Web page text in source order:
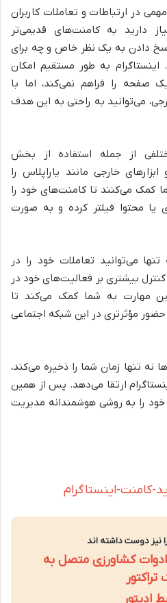
در ارتباطات و تعاملات کاربران
دارید به کامنت‌های قدیمی‌تر
دادن به یک نظر خاص و چه برای
به طور مستقیم امکان
صفحه را فراهم نمی‌کند، اما با
می‌توانید به راحتی به این هدف
از جمله استفاده از بخش
خارجی مانند یاراپلاس را
کمک می‌کنند تا کامنت‌های خود را
یا محتوا فیلتر کرده و به صورت
می‌توانید تعاملات خود را در
کنترل بیشتری بر فعالیت‌های خود در
مهارت به شما کمک می‌کند تا
مؤثرتری در این شبکه اجتماعی
نه تنها زمان شما را ذخیره می‌کند،
ارتقا می‌دهد. پس از همین
را به روشی هوشمندانه مدیریت
نیز دوست داشته اند
کشاورزی متصل به
ادیتور